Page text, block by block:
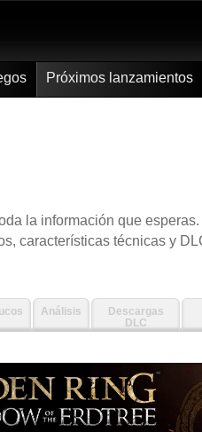
Próximos lanzamientos
la información que
características técnicas y
Análisis
Descargas
DLC